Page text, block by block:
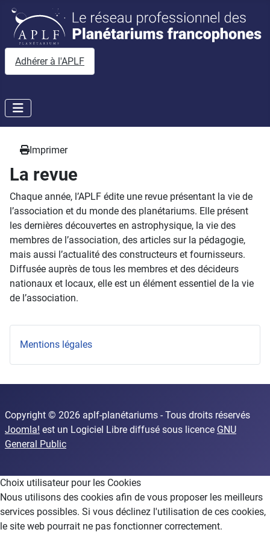
Adhérer à l'APLF
Imprimer
La revue
Chaque année, l’APLF édite une revue présentant la vie de
l’association et du monde des planétariums. Elle présent
les dernières découvertes en astrophysique, la vie des
membres de l’association, des articles sur la pédagogie,
mais aussi l’actualité des constructeurs et fournisseurs.
Diffusée auprès de tous les membres et des décideurs
nationaux et locaux, elle est un élément essentiel de la vie
de l’association.
Mentions légales
Copyright © 2026 aplf-planétariums - Tous droits réservés
Joomla! est un Logiciel Libre diffusé sous licence GNU
General Public
Choix utilisateur pour les Cookies
Nous utilisons des cookies afin de vous proposer les meilleurs
services possibles. Si vous déclinez l'utilisation de ces cookies,
le site web pourrait ne pas fonctionner correctement.